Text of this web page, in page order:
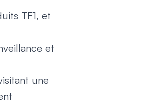
TF1, et
et
une